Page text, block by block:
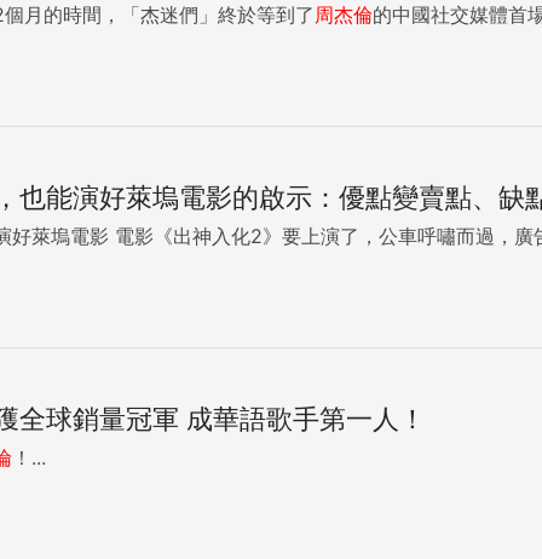
月的時間，「杰迷們」終於等到了 周杰倫的中國社交媒體首
也能演好萊塢電影的啟示：優點變賣點、缺
英文差，還是可以演好萊塢電影 電影《出神入化2》要上演了，公車呼嘯而
全球銷量冠軍 成華語歌手第一人！
！...